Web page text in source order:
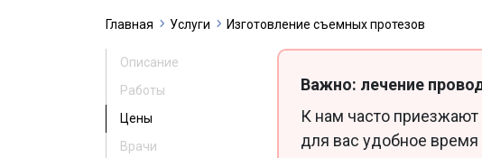
Главная Услуги Изготовление съемных протезов
Описание
Работы
Цены
Врачи
Важно: лечение
К нам часто
для вас удобное